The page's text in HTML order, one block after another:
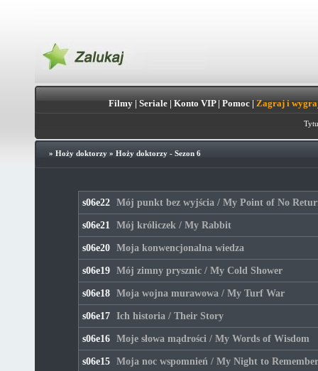
Filmy| Seriale| Konto VIP| Pomoc| Zagraj i
» Hoży doktorzy» Hoży doktorzy - Sezon 6
s06e22 Mój punkt bez wyjścia / My Point of No
s06e21 Mój króliczek / My Rabbit
s06e20 Moja konwencjonalna wiedza
s06e19 Mój zimny prysznic / My Cold Shower
s06e18 Moja wojna murawowa / My Turf War
s06e17 Ich historia / Their Story
s06e16 Moje słowa mądrości / My Words of Wisdom
s06e15 Moja noc wspomnień / My Night to Remember